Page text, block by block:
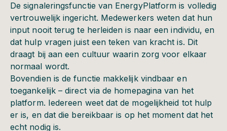
De signaleringsfunctie van EnergyPlatform is volledig
vertrouwelijk ingericht. Medewerkers weten dat hun
input nooit terug te herleiden is naar een individu, en
dat hulp vragen juist een teken van kracht is. Dit
draagt bij aan een cultuur waarin zorg voor elkaar
normaal wordt.
Bovendien is de functie makkelijk vindbaar en
toegankelijk – direct via de homepagina van het
platform. Iedereen weet dat de mogelijkheid tot hulp
er is, en dat die bereikbaar is op het moment dat het
echt nodig is.